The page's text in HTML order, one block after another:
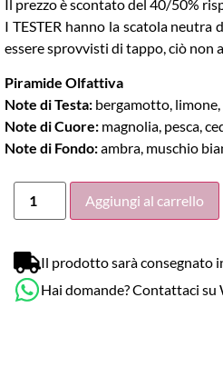
Il prezzo è scontato del 40/50%
I TESTER hanno la scatola
essere sprovvisti di tappo, ciò non
Piramide Olfattiva
Note di Testa: bergamotto,
Note di Cuore: magnolia, pesca,
Note di Fondo:ambra, muschio
Aggiungi al carrello
Il prodotto sarà consegnato
Hai domande? Contattaci su